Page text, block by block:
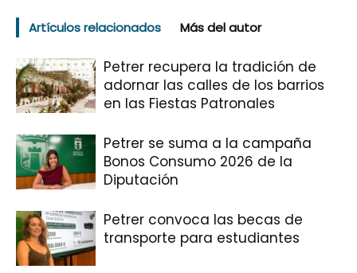
Artículos relacionados Más del autor
Petrer recupera la tradición de
adornar las calles de los barrios
en las Fiestas Patronales
Petrer se suma a la campaña
Bonos Consumo 2026 de la
Diputación
Petrer convoca las becas de
transporte para estudiantes